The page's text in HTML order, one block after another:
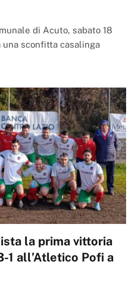
di Acuto, sabato 18
una sconfitta casalinga
la prima vittoria
1 all’Atletico Pofi a